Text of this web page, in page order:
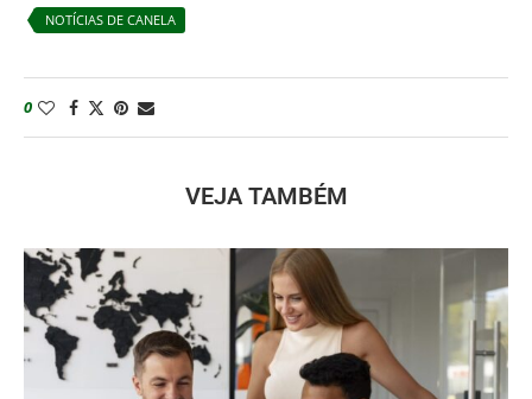
NOTÍCIAS DE CANELA
0
VEJA TAMBÉM